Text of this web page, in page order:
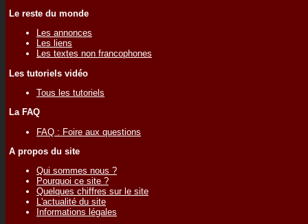
Le reste du monde
Les annonces
Les liens
Les textes non francophones
Les tutoriels vidéo
Tous les tutoriels
La FAQ
FAQ : Foire aux questions
A propos du site
Qui sommes nous ?
Pourquoi ce site ?
Quelques chiffres sur le site
L'actualité du site
Informations légales